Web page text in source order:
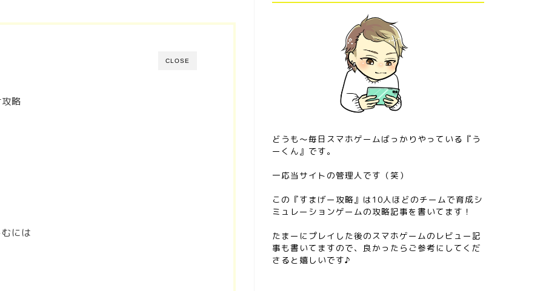
CLOSE
略
には
どうも〜毎日スマホゲームばっかりやっている『う
ーくん』です。
一応当サイトの管理人です（笑）
この『すまげー攻略』は10人ほどのチームで育成シ
ミュレーションゲームの攻略記事を書いてます！
たまーにプレイした後のスマホゲームのレビュー記
事も書いてますので、良かったらご参考にしてくだ
さると嬉しいです♪